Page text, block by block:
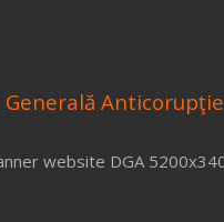
Generală Anticorupţie